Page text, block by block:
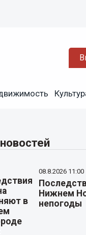
08.8.2026 11:00
Нижнем
непогоды